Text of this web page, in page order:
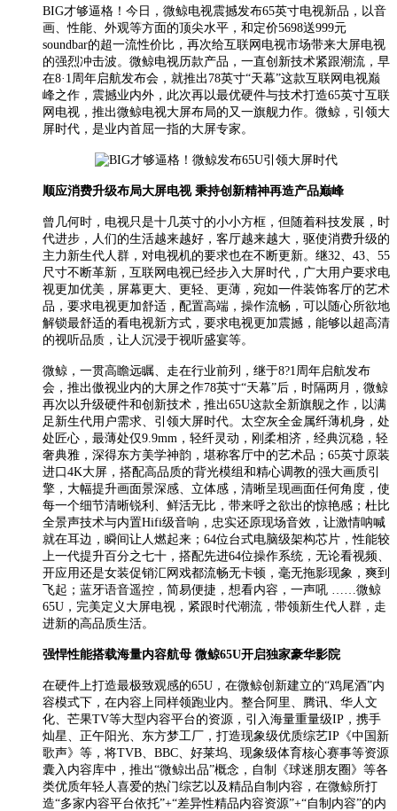
BIG才够逼格！今日，微鲸电视震撼发布65英寸电视新品，以音
画、性能、外观等方面的顶尖水平，和定价5698送999元
soundbar的超一流性价比，再次给互联网电视市场带来大屏电视
的强烈冲击波。微鲸电视历款产品，一直创新技术紧跟潮流，早
在8·1周年启航发布会，就推出78英寸“天幕”这款互联网电视巅
峰之作，震撼业内外，此次再以最优硬件与技术打造65英寸互联
网电视，推出微鲸电视大屏布局的又一旗舰力作。微鲸，引领大
屏时代，是业内首屈一指的大屏专家。
顺应消费升级布局大屏电视 秉持创新精神再造产品巅峰
曾几何时，电视只是十几英寸的小小方框，但随着科技发展，时
代进步，人们的生活越来越好，客厅越来越大，驱使消费升级的
主力新生代人群，对电视机的要求也在不断更新。继32、43、55
尺寸不断革新，互联网电视已经步入大屏时代，广大用户要求电
视更加优美，屏幕更大、更轻、更薄，宛如一件装饰客厅的艺术
品，要求电视更加舒适，配置高端，操作流畅，可以随心所欲地
解锁最舒适的看电视新方式，要求电视更加震撼，能够以超高清
的视听品质，让人沉浸于视听盛宴等。
微鲸，一贯高瞻远瞩、走在行业前列，继于8?1周年启航发布
会，推出傲视业内的大屏之作78英寸“天幕”后，时隔两月，微鲸
再次以升级硬件和创新技术，推出65U这款全新旗舰之作，以满
足新生代用户需求、引领大屏时代。太空灰全金属纤薄机身，处
处匠心，最薄处仅9.9mm，轻纤灵动，刚柔相济，经典沉稳，轻
奢典雅，深得东方美学神韵，堪称客厅中的艺术品；65英寸原装
进口4K大屏，搭配高品质的背光模组和精心调教的强大画质引
擎，大幅提升画面景深感、立体感，清晰呈现画面任何角度，使
每一个细节清晰锐利、鲜活无比，带来呼之欲出的惊艳感；杜比
全景声技术与内置Hifi级音响，忠实还原现场音效，让激情呐喊
就在耳边，瞬间让人燃起来；64位台式电脑级架构芯片，性能较
上一代提升百分之七十，搭配先进64位操作系统，无论看视频、
开应用还是女装促销汇网戏都流畅无卡顿，毫无拖影现象，爽到
飞起；蓝牙语音遥控，简易便捷，想看内容，一声吼 ……微鲸
65U，完美定义大屏电视，紧跟时代潮流，带领新生代人群，走
进新的高品质生活。
强悍性能搭载海量内容航母 微鲸65U开启独家豪华影院
在硬件上打造最极致观感的65U，在微鲸创新建立的“鸡尾酒”内
容模式下，在内容上同样领跑业内。整合阿里、腾讯、华人文
化、芒果TV等大型内容平台的资源，引入海量重量级IP，携手
灿星、正午阳光、东方梦工厂，打造现象级优质综艺IP《中国新
歌声》等，将TVB、BBC、好莱坞、现象级体育核心赛事等资源
囊入内容库中，推出“微鲸出品”概念，自制《球迷朋友圈》等各
类优质年轻人喜爱的热门综艺以及精品自制内容，在微鲸所打
造“多家内容平台依托”+“差异性精品内容资源”+“自制内容”的内